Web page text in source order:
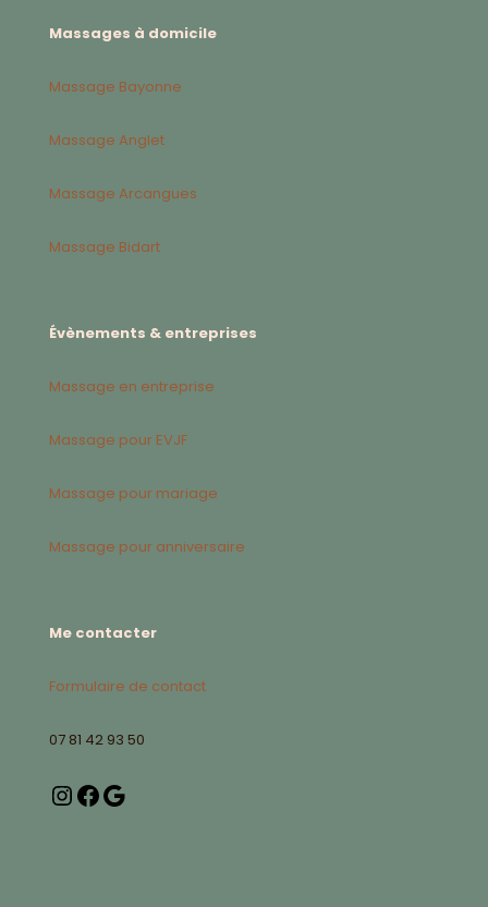
Massages à domicile
Massage Bayonne
Massage Anglet
Massage Arcangues
Massage Bidart
Évènements & entreprises
Massage en entreprise
Massage pour EVJF
Massage pour mariage
Massage pour anniversaire
Me contacter
Formulaire de contact
07 81 42 93 50